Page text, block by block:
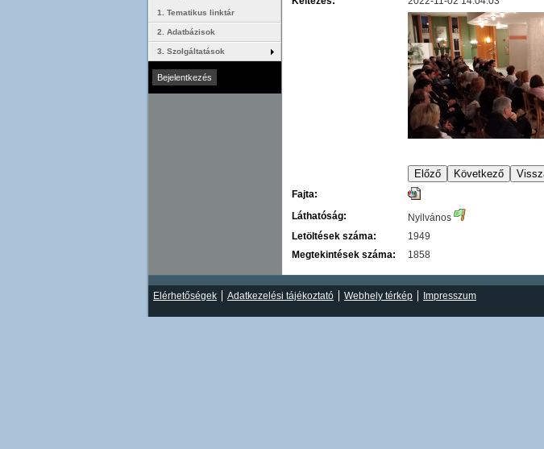
Fajta:
Láthatóság:
Nyilvános
Letöltések száma:
1949
Megtekintések száma:
1858
1. Tematikus linktár
2. Adatbázisok
3. Szolgáltatások
Elérhetőségek Adatkezelési tájékoztató Webhely térkép Impresszum